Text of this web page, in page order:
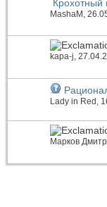
Крохотный
MashaM ,
kapa-j,
Lady in Red ,
Марков